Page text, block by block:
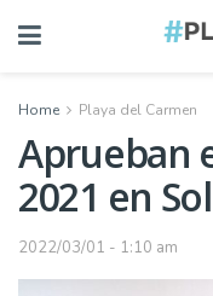
Home Playa del Carmen
Aprueban
2021 en
2022/03/01 - 1:10 am